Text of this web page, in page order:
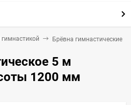
гимнастикой Брёвна гимнастические
5 м
1200 мм